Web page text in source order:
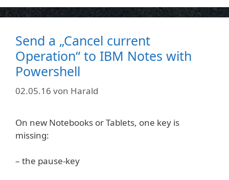
Send a „Cancel current
Operation“ to IBM Notes with
Powershell
02.05.16 von Harald
On new Notebooks or Tablets, one key is
missing:
– the pause-key